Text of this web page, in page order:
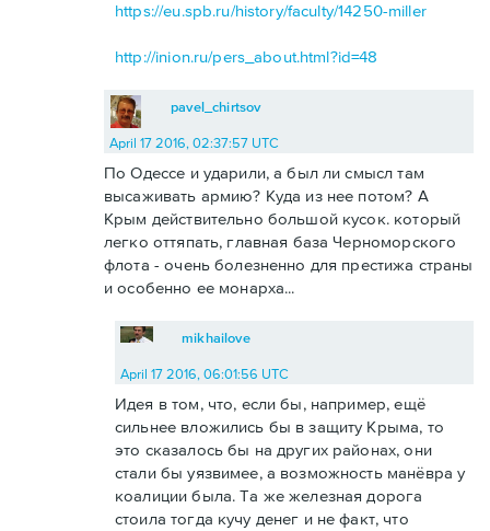
https://eu.spb.ru/history/faculty/14250-miller
http://inion.ru/pers_about.html?id=48
pavel_chirtsov
April 17 2016, 02:37:57 UTC
По Одессе и ударили, а был ли смысл там
высаживать армию? Куда из нее потом? А
Крым действительно большой кусок. который
легко оттяпать, главная база Черноморского
флота - очень болезненно для престижа страны
и особенно ее монарха...
mikhailove
April 17 2016, 06:01:56 UTC
Идея в том, что, если бы, например, ещё
сильнее вложились бы в защиту Крыма, то
это сказалось бы на других районах, они
стали бы уязвимее, а возможность манёвра у
коалиции была. Та же железная дорога
стоила тогда кучу денег и не факт, что